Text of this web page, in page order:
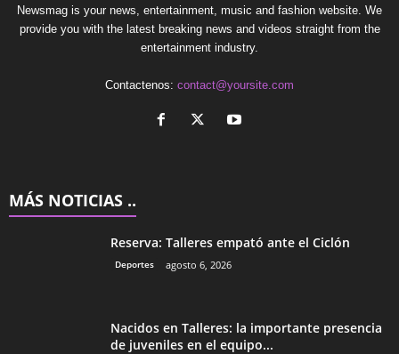
Newsmag is your news, entertainment, music and fashion website. We
provide you with the latest breaking news and videos straight from the
entertainment industry.
Contactenos: contact@yoursite.com
MÁS NOTICIAS ..
Reserva: Talleres empató ante el Ciclón
Deportes agosto 6, 2026
Nacidos en Talleres: la importante presencia
de juveniles en el equipo...